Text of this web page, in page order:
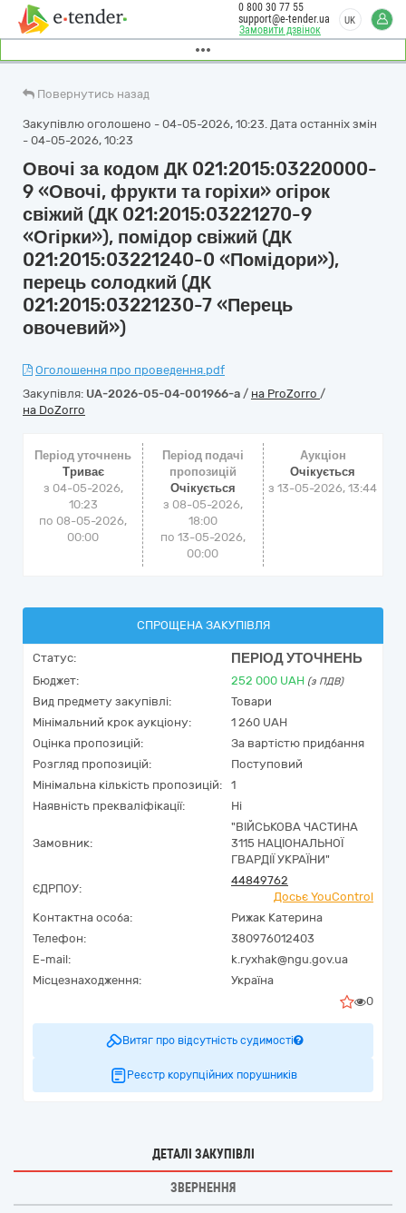
Замовити дзвінок
0 800 30 77 55
support@e-tender.ua
UK
Повернутись назад
Закупівлю оголошено - 04-05-2026, 10:23. Дата останніх змін
- 04-05-2026, 10:23
Овочі за кодом ДК 021:2015:03220000-
9 «Овочі, фрукти та горіхи» огірок
свіжий (ДК 021:2015:03221270-9
«Огірки»), помідор свіжий (ДК
021:2015:03221240-0 «Помідори»),
перець солодкий (ДК
021:2015:03221230-7 «Перець
овочевий»)
Оголошення про проведення.pdf
Закупівля: UA-2026-05-04-001966-a / на ProZorro /
на DoZorro
Період уточнень
Триває
з 04-05-2026,
10:23
по 08-05-2026,
00:00
Період подачі
пропозицій
Очікується
з 08-05-2026,
18:00
по 13-05-2026,
00:00
Аукціон
Очікується
з13-05-2026, 13:44
СПРОЩЕНА ЗАКУПІВЛЯ
Статус: ПЕРІОД УТОЧНЕНЬ
Бюджет: 252 000 UAH (з ПДВ)
Вид предмету закупівлі:
Товари
Мінімальний крок аукціону:
1 260 UAH
Оцінка пропозицій:
За вартістю придбання
Розгляд пропозицій:
Поступовий
Мінімальна кількість пропозицій:
1
Наявність прекваліфікації:
Ні
Замовник:
"ВІЙСЬКОВА ЧАСТИНА
3115 НАЦІОНАЛЬНОЇ
ГВАРДІЇ УКРАЇНИ"
ЄДРПОУ:
44849762
Досьє YouControl
Контактна особа:
Рижак Катерина
Телефон:
380976012403
E-mail:
k.ryxhak@ngu.gov.ua
Місцезнаходження:
Україна
0
Витяг про відсутність судимості
Реєстр корупційних порушників
ДЕТАЛІ ЗАКУПІВЛІ
ЗВЕРНЕННЯ